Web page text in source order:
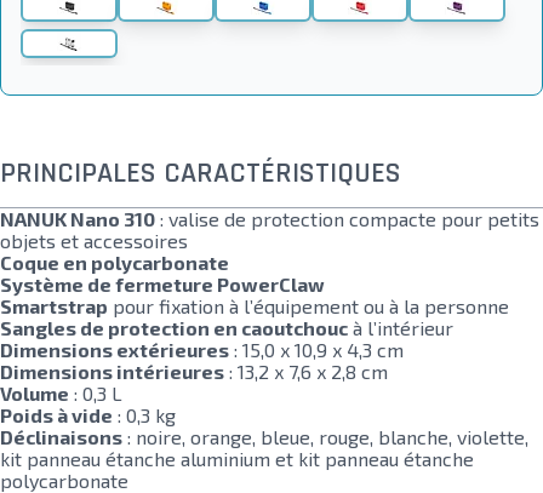
PRINCIPALES CARACTÉRISTIQUES
NANUK Nano 310 : valise de protection compacte pour petits
objets et accessoires
Coque en polycarbonate
Système de fermeture PowerClaw
Smartstrap pour fixation à l’équipement ou à la personne
Sangles de protection en caoutchouc à l’intérieur
Dimensions extérieures : 15,0 x 10,9 x 4,3 cm
Dimensions intérieures : 13,2 x 7,6 x 2,8 cm
Volume : 0,3 L
Poids à vide : 0,3 kg
Déclinaisons : noire, orange, bleue, rouge, blanche, violette,
kit panneau étanche aluminium et kit panneau étanche
polycarbonate